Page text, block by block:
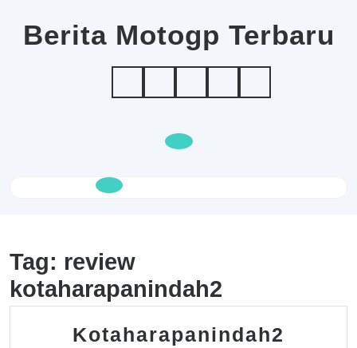
contentBerita Motogp Terbaru
Open
Tag: review
kotaharapanindah2
Kotaharapanindah2